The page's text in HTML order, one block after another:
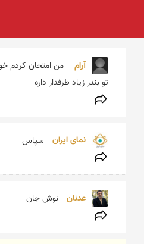
آرام
تو بندر زیاد طرفدار داره
نمای ایران سپاس
عدنان نوش جان